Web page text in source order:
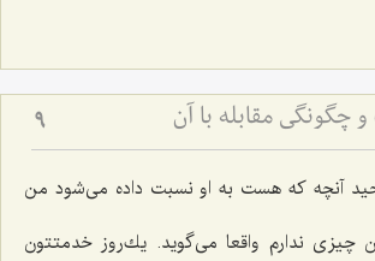
چگونگى مقابله با آن‏ 9
آنچه كه هست به او نسبت داده می‌شود من
ندارم واقعا می‌گوید. یك‌روز خدمتتون